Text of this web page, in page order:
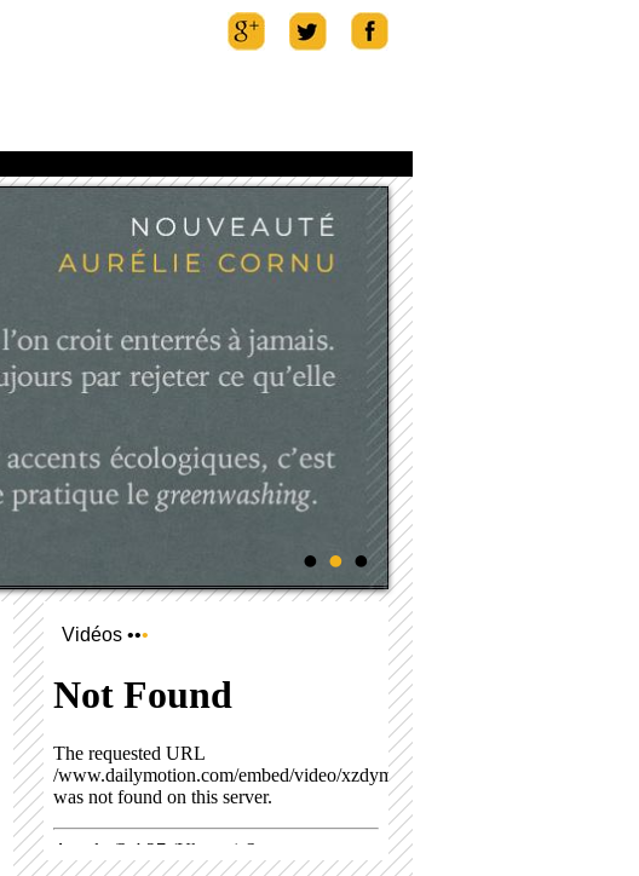
Vidéos •••